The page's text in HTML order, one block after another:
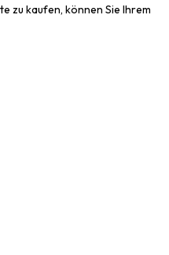
zu kaufen, können Sie Ihrem